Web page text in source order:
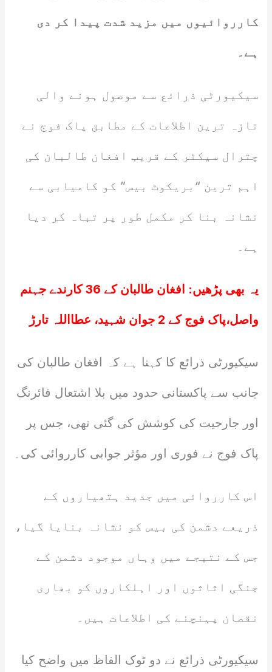
کارروائیوں میں مزید شدت پیدا کر دی
ہے۔
سیکیورٹی ذرائع سے موصول ہونے والی
تازہ ترین اطلاعات کے مطابق پاک فوج نے
چترال سیکٹر کے قریب افغان طالبان کی
اہم ترین “بریکوٹ بیس” کو کامیابی سے
نشانہ بنا کر مکمل طور پر تباہ کر دیا
ہے۔
یہ بھی پڑھیں: افغان طالبان کے 36 کارندے جہنم
واصل،پاک فوج کے 2 جوان شہید، عطااللہ تارڑ
سیکیورٹی ذرائع کا کہنا ہے کہ افغان طالبان کی
جانب سے پاکستانی حدود میں بلا اشتعال فائرنگ
اور جارحیت کی کوشش کی گئی تھی، جس پر
پاک فوج نے فوری اور مؤثر جوابی کارروائی کی۔
اس کارروائی میں جدید ہتھیاروں کے
ذریعے دشمن کی بیس کو نشانہ بنایا گیا،
جس کے نتیجے میں وہاں موجود دشمن کے
جنگی اثاثوں اور اہلکاروں کو بھاری
نقصان پہنچنے کی اطلاعات ہیں۔
سیکیورٹی ذرائع نے دو ٹوک الفاظ میں واضح کیا